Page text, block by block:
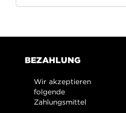
BEZAHLUNG
Wir akzeptieren
folgende
Zahlungsmittel